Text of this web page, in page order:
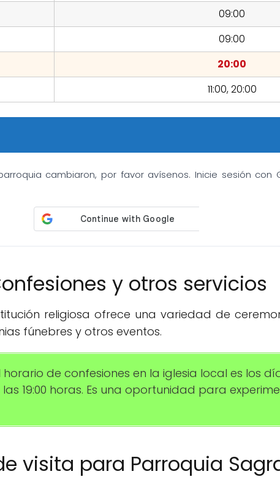
09:00
09:00
20:00
11:00, 20:00
cambiaron, por favor avísenos. Inicie sesión con
y otros servicios
religiosa ofrece una variedad de
fúnebres y otros eventos.
de confesiones en la iglesia local es los
las 19:00 horas. Es una oportunidad para
visita para Parroquia